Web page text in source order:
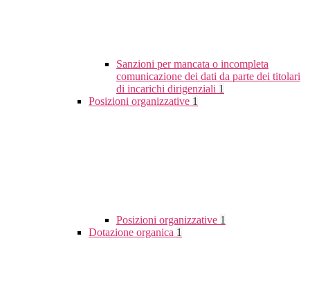
Sanzioni per mancata o incompleta
comunicazione dei dati da parte dei titolari
di incarichi dirigenziali 1
Posizioni organizzative 1
Posizioni organizzative 1
Dotazione organica 1